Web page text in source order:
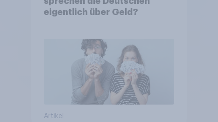
eigentlich über Geld?
Artikel